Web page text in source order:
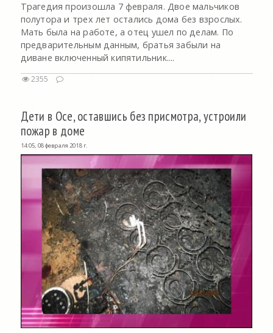
Трагедия произошла 7 февраля. Двое мальчиков
полутора и трех лет остались дома без взрослых.
Мать была на работе, а отец ушел по делам. По
предварительным данным, братья забыли на
диване включенный кипятильник....
2355
Дети в Осе, оставшись без присмотра, устроили
пожар в доме
14:05, 08 февраля 2018 г.